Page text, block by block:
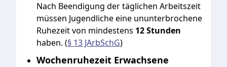
Nach Beendigung der täglichen Arbeitszeit
müssen Jugendliche eine ununterbrochene
Ruhezeit von mindestens 12 Stunden
haben. (§ 13 JArbSchG)
Wochenruhezeit Erwachsene